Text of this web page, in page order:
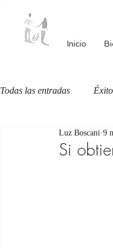
Inicio
Todas las entradas Éxito
Autoestima
Si
Luz Boscani 9